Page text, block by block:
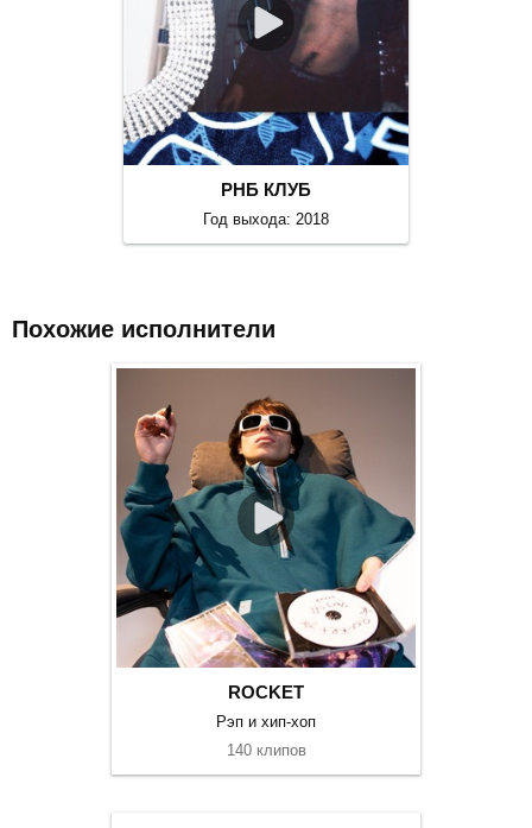
РНБ КЛУБ
Год выхода: 2018
Похожие исполнители
ROCKET
Рэп и хип-хоп
140 клипов